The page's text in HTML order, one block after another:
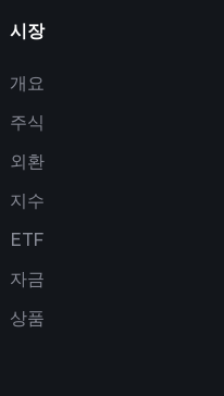
시장
개요
주식
외환
지수
ETF
자금
상품